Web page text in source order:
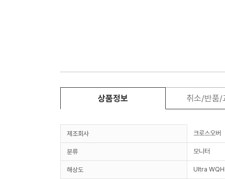
상품정보 취소/반품/
제조회사 크로스오버
분류 모니터
해상도 Ultra